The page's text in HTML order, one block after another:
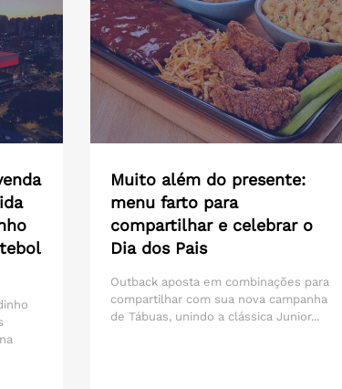
Muito além do presente:
menu farto para
compartilhar e celebrar o
Dia dos Pais
Outback aposta em combinações para
compartilhar com sua nova campanha
de Tábuas, unindo a clássica Junior...